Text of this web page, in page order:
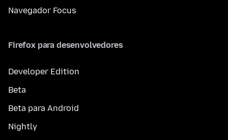
Navegador Focus
Firefox para desenvolvedores
Developer Edition
Beta
Beta para Android
Nightly